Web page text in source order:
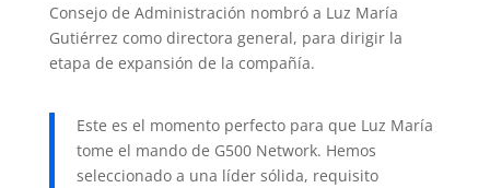
Consejo de Administración nombró a Luz María
Gutiérrez como directora general, para dirigir la
etapa de expansión de la compañía.
Este es el momento perfecto para que Luz María
tome el mando de G500 Network. Hemos
seleccionado a una líder sólida, requisito